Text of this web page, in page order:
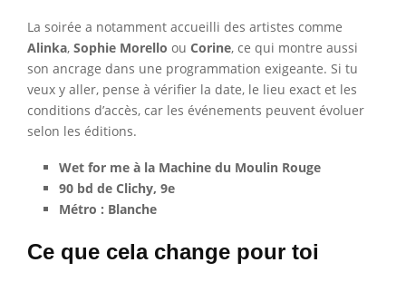
La soirée a notamment accueilli des artistes comme
Alinka, Sophie Morello ou Corine, ce qui montre aussi
son ancrage dans une programmation exigeante. Si tu
veux y aller, pense à vérifier la date, le lieu exact et les
conditions d’accès, car les événements peuvent évoluer
selon les éditions.
Wet for me à la Machine du Moulin Rouge
90 bd de Clichy, 9e
Métro : Blanche
Ce que cela change pour toi